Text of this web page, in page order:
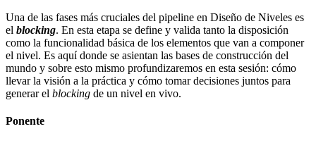
Una de las fases más cruciales del pipeline en Diseño de Niveles es
el blocking. En esta etapa se define y valida tanto la disposición
como la funcionalidad básica de los elementos que van a componer
el nivel. Es aquí donde se asientan las bases de construcción del
mundo y sobre esto mismo profundizaremos en esta sesión: cómo
llevar la visión a la práctica y cómo tomar decisiones juntos para
generar el blocking de un nivel en vivo.
Ponente